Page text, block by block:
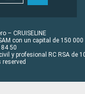
– CRUISELINE
con un capital de 150 000
50
y profesional RC RSA de
reserved